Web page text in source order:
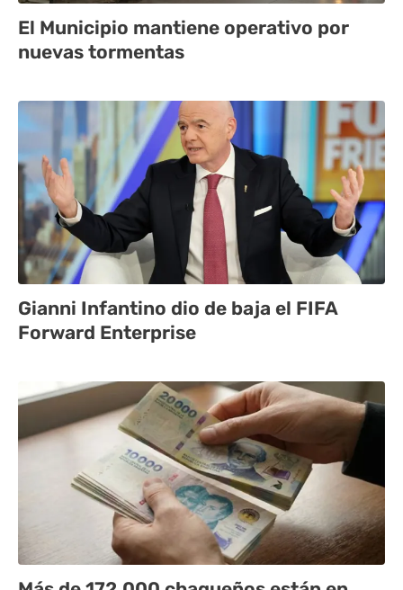
El Municipio mantiene operativo por
nuevas tormentas
Gianni Infantino dio de baja el FIFA
Forward Enterprise